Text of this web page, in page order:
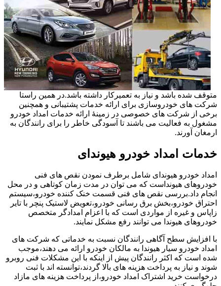
متوقف شده باشد و نیاز به تعمیرکار داشته باشد.در همین راستا
شرکت های خودروسازی برای ارائه خدمات پشتیبانی و همچنین
برخی از شرکت های خصوصی در زمینۀ ارائه خدمات امداد خودرو
مشغول به فعالیت می باشند تا آسودگی خاطر را برای رانندگان به
ارمغان آورند.
خدمات امداد خودرو هیوندای
امداد خودرو هیوندای شامل برطرف نمودن نقص های فنی
خودروهای هیونداست که می توان در مدت زمان کوتاهی و در محل
انجام داد.بررسی نقص های فنی قسمت خنک کننده خودرو،سیستم
احتراق خودرو،بخش برق رسانی خودرو،تعویض لاستیک پنچر با تایر
زاپاس و غیره از مواردی است که با اعزام امدادگر متخصص
خودروهای هیوندا می توانند رفع مشکل نمایند.
با افزایش سطح آگاهی رانندگان نسبت به خدماتی که شرکت های
امداد خودرو سیار هیوندا به مالکان خودرو ارائه می دهند،موجب
شده است که اکثر رانندگان پیش از اینکه با این مشکلات فنی روبرو
شوند و نیاز به پرداخت هزینه های بالا گردند،توانسته اند با ثبت
درخواست خرید اشتراک امداد خودرو،از پرداخت هزینه های مازاد